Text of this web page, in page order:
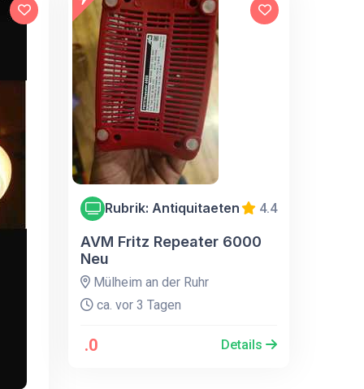
Rubrik: Antiquitaeten 4.4
AVM Fritz Repeater 6000
Neu
Mülheim an der Ruhr
ca. vor 3 Tagen
.0 Details